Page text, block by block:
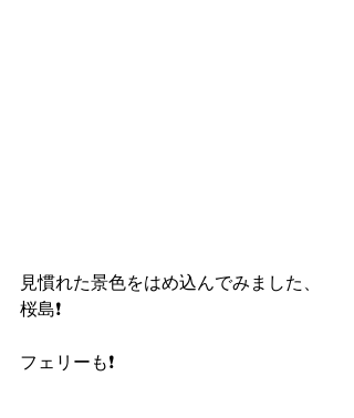
見慣れた景色をはめ込んでみました、
桜島❗️
フェリーも❗️